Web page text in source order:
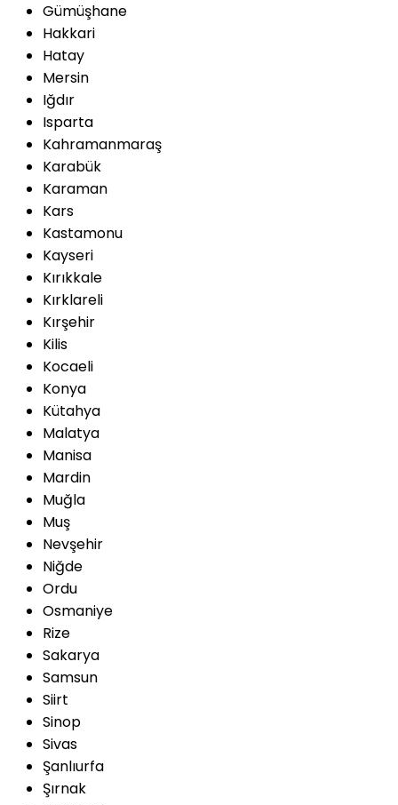
Gümüşhane
Hakkari
Hatay
Mersin
Iğdır
Isparta
Kahramanmaraş
Karabük
Karaman
Kars
Kastamonu
Kayseri
Kırıkkale
Kırklareli
Kırşehir
Kilis
Kocaeli
Konya
Kütahya
Malatya
Manisa
Mardin
Muğla
Muş
Nevşehir
Niğde
Ordu
Osmaniye
Rize
Sakarya
Samsun
Siirt
Sinop
Sivas
Şanlıurfa
Şırnak